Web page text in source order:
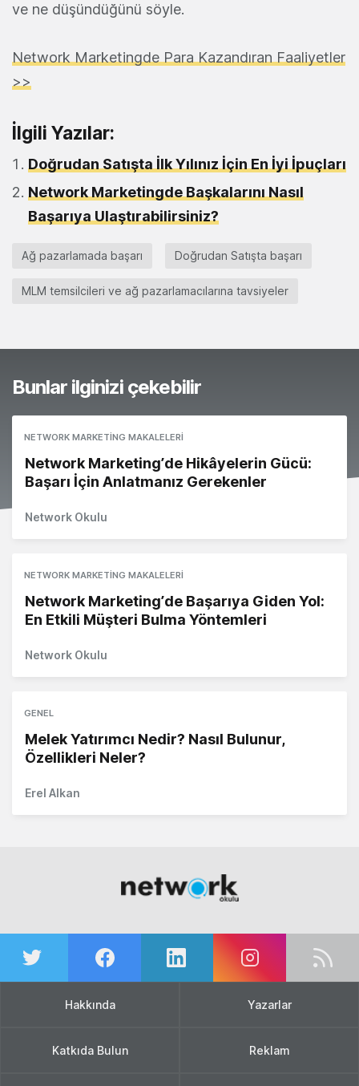
ve ne düşündüğünü söyle.
Network Marketingde Para Kazandıran Faaliyetler
>>
İlgili Yazılar:
Doğrudan Satışta İlk Yılınız İçin En İyi İpuçları
Network Marketingde Başkalarını Nasıl
Başarıya Ulaştırabilirsiniz?
Ağ pazarlamada başarı Doğrudan Satışta başarı
MLM temsilcileri ve ağ pazarlamacılarına tavsiyeler
Bunlar ilginizi çekebilir
NETWORK MARKETING MAKALELERI
Network Marketing’de Hikâyelerin Gücü:
Başarı İçin Anlatmanız Gerekenler
Network Okulu
NETWORK MARKETING MAKALELERI
Network Marketing’de Başarıya Giden Yol:
En Etkili Müşteri Bulma Yöntemleri
Network Okulu
GENEL
Melek Yatırımcı Nedir? Nasıl Bulunur,
Özellikleri Neler?
Erel Alkan
Hakkında Yazarlar
Katkıda Bulun Reklam